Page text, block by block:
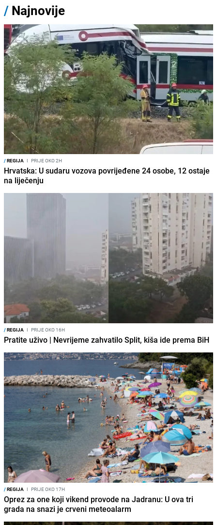
/ Najnovije
/REGIJA I PRIJE OKO 2H
Hrvatska: U sudaru vozova povrijeđene 24 osobe, 12 ostaje
na liječenju
/REGIJA I PRIJE OKO 16H
Pratite uživo | Nevrijeme zahvatilo Split, kiša ide prema BiH
/REGIJA I PRIJE OKO 17H
Oprez za one koji vikend provode na Jadranu: U ova tri
grada na snazi je crveni meteoalarm